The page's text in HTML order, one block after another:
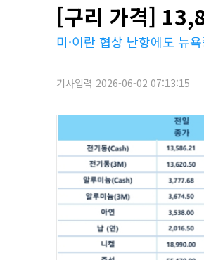
[구리 가격]
미·이란 협상 난항에도 뉴
기사입력 2026-06-02 07:13:15